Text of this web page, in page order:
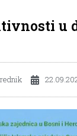
u